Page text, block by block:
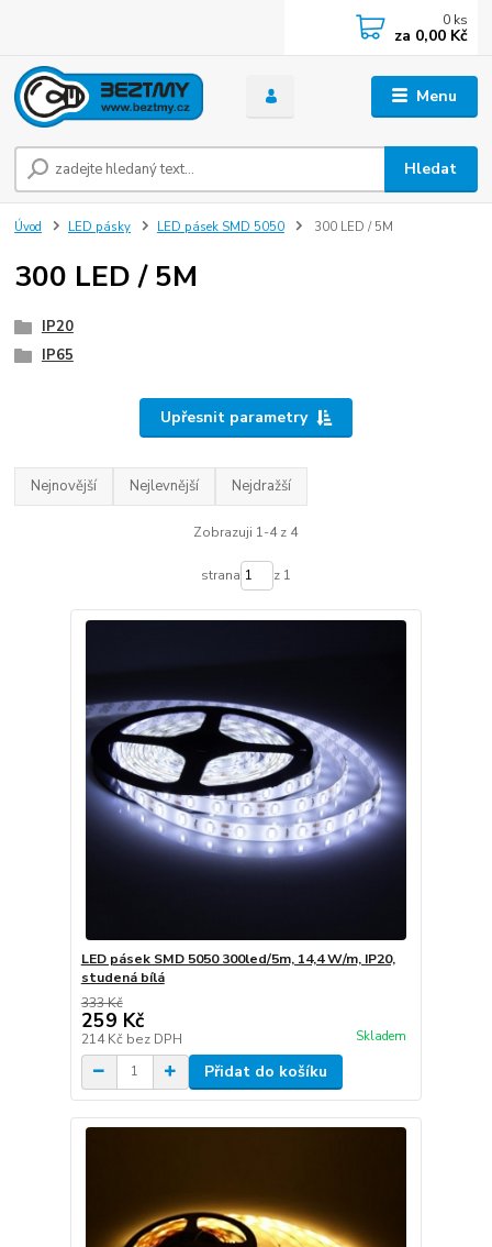
Menu
Hledat
0 ks
za 0,00 Kč
Úvod LED pásky LED pásek SMD 5050 300 LED / 5M
300 LED / 5M
IP20
IP65
Upřesnit parametry
Nejnovější Nejlevnější Nejdražší
Zobrazuji 1-4 z 4
strana z 1
LED pásek SMD 5050 300led/5m, 14,4 W/m, IP20,
studená bílá
333 Kč
259 Kč
214 Kč bez DPH Skladem
Přidat do košíku